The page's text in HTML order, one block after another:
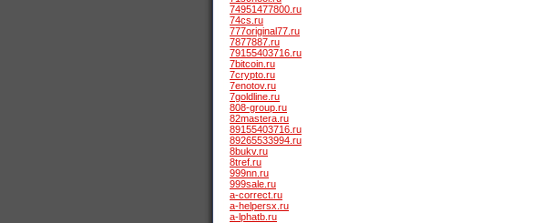
74951477800.ru
74cs.ru
777original77.ru
7877887.ru
79155403716.ru
7bitcoin.ru
7crypto.ru
7enotov.ru
7goldline.ru
808-group.ru
82mastera.ru
89155403716.ru
89265533994.ru
8bukv.ru
8tref.ru
999nn.ru
999sale.ru
a-correct.ru
a-helpersx.ru
a-lphatb.ru